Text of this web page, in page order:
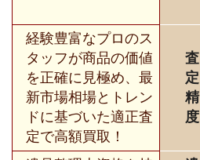
経験豊富なプロのス
タッフが商品の価値
を正確に見極め、最
新市場相場とトレン
ドに基づいた適正査
定で高額買取！
査
定
精
度